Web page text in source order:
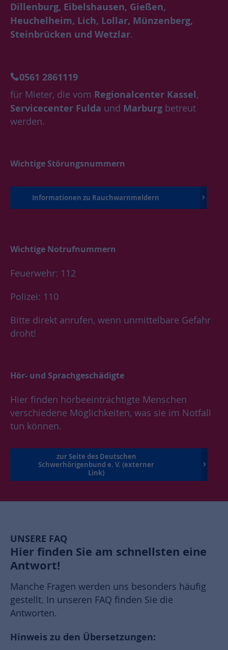
Dillenburg, Eibelshausen, Gießen,
Heuchelheim, Lich, Lollar, Münzenberg,
Steinbrücken und Wetzlar.
0561 2861119
für Mieter, die vom Regionalcenter Kassel,
Servicecenter Fulda und Marburg betreut
werden.
Wichtige Störungsnummern
Informationen zu Rauchwarnmeldern
Wichtige Notrufnummern
Feuerwehr: 112
Polizei: 110
Bitte direkt anrufen, wenn unmittelbare Gefahr
droht!
Hör- und Sprachgeschädigte
Hier finden hörbeeinträchtigte Menschen
verschiedene Möglichkeiten, was sie im Notfall
tun können.
zur Seite des Deutschen
Schwerhörigenbund e. V. (externer
Link)
UNSERE FAQ
Hier finden Sie am schnellsten eine
Antwort!
Manche Fragen werden uns besonders häufig
gestellt. In unseren FAQ finden Sie die
Antworten.
Hinweis zu den Übersetzungen: